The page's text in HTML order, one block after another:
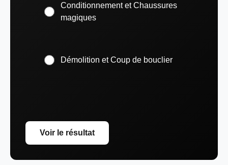
Conditionnement et Chaussures
magiques
Démolition et Coup de bouclier
Voir le résultat